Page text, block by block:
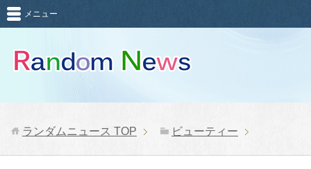
メニュー
ランダムニュース TOP ビューティー